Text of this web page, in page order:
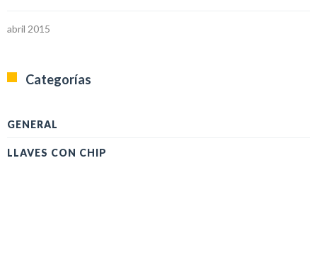
abril 2015
Categorías
GENERAL
LLAVES CON CHIP